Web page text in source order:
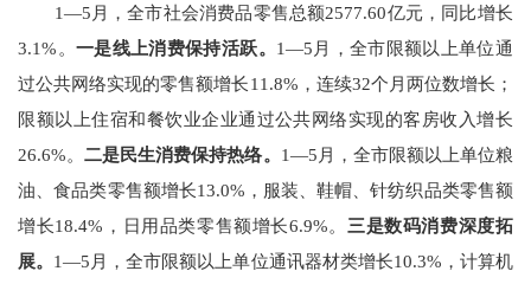
1—5 月，全市社会消费品零售总额2577.60亿元，同比增长
3.1% 。 一是线上消费保持活跃。 1—5 月，全市限额以上单位通
过公共网络实现的零售额增长11.8% ，连续32个月两位数增长；
限额以上住宿和餐饮业企业通过公共网络实现的客房收入增长
26.6%。二是民生消费保持热络。 1—5 月，全市限额以上单位粮
油、食品类零售额增长13.0% ，服装、鞋帽、针纺织品类零售额
增长18.4% ，日用品类零售额增长6.9%。 三是数码消费深度拓
展。 1—5 月，全市限额以上单位通讯器材类增长10.3% ，计算机